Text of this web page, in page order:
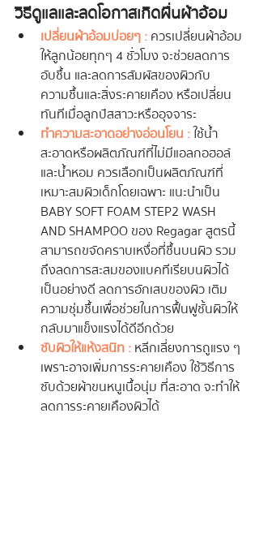
วิธีดูแลและลดโอกาสเกิดผื่นผ้าอ้อม
เปลี่ยนผ้าอ้อมบ่อยๆ : ควรเปลี่ยนผ้าอ้อม
ให้ลูกน้อยทุกๆ 4 ชั่วโมง จะช่วยลดการ
อับชื้น และลดการสัมผัสของผิวกับ
ความชื้นและสิ่งระคายเคือง หรือเปลี่ยน
ทันทีเมื่อลูกปัสสาวะหรืออุจจาระ
ทำความสะอาดอย่างอ่อนโยน  :ใช้น้ำ
สะอาดหรือผลิตภัณฑ์ที่ไม่มีแอลกอฮอล์
และน้ำหอม ควรเลือกเป็นผลิตภัณฑ์ที่
เหมาะสมผิวเด็กโดยเฉพาะ แนะนำเป็น
BABY SOFT FOAM STEP2 WASH
AND SHAMPOO ของ Regagar สูตรนี้
สามารถขจัดคราบเหงื่อที่ชื้นบนผิว รวม
ถึงลดการสะสมของแบคทีเรียบนผิวได้
เป็นอย่างดี ลดการอักเสบของผิว เติม
ความชุ่มชื้นเพื่อช่วยในการฟื้นฟูชั้นผิวให้
กลับมาแข็งแรงได้ดีอีกด้วย
ซับผิวให้แห้งสนิท  :หลีกเลี่ยงการถูแรง ๆ
เพราะอาจเพิ่มการระคายเคือง ใช้วิธีการ
ซับด้วยผ้าขนหนูเนื้อนุ่ม ที่สะอาด จะทำให้
ลดการระคายเคืองผิวได้